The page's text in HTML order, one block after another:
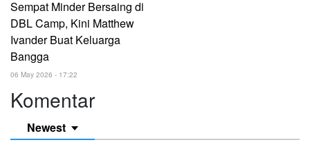
Sempat Minder Bersaing di
DBL Camp, Kini Matthew
Ivander Buat Keluarga
Bangga
06 May 2026 - 17:22
Komentar
Newest